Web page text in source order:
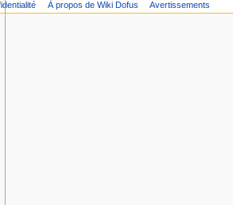
À propos de Wiki Dofus Avertissements